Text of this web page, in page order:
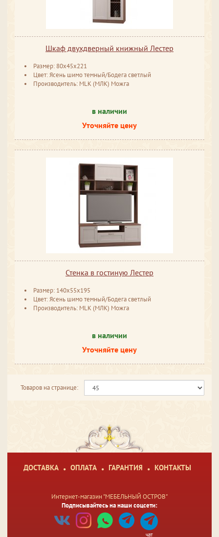
Шкаф двухдверный книжный Лестер
Размер: 80x45x221
Цвет: Ясень шимо темный/Бодега светлый
Производитель: MLK (МЛК) Можга
в наличии
Уточняйте цену
Стенка в гостиную Лестер
Размер: 140x55x195
Цвет: Ясень шимо темный/Бодега светлый
Производитель: MLK (МЛК) Можга
в наличии
Уточняйте цену
Товаров на странице:
ДОСТАВКА ОПЛАТА ГАРАНТИЯ КОНТАКТЫ
Интернет-магазин "МЕБЕЛЬНЫЙ ОСТРОВ"
Подписывайтесь на наши соцсети:
чат